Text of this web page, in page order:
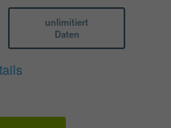
unlimitiert
Daten